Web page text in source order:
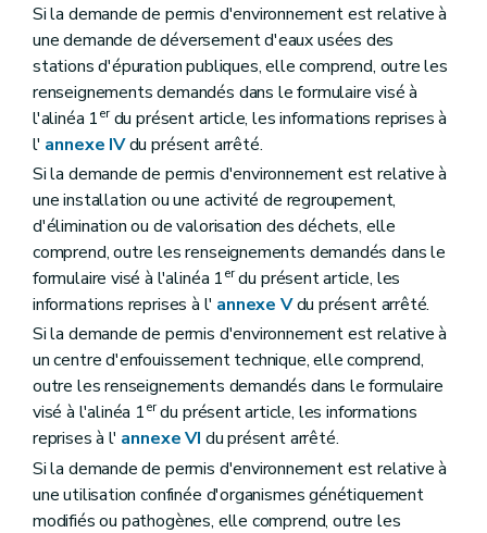
Si la demande de permis d'environnement est relative à
une demande de déversement d'eaux usées des
stations d'épuration publiques, elle comprend, outre les
renseignements demandés dans le formulaire visé à
l'alinéa 1erdu présent article, les informations reprises à
l' annexe IVdu présent arrêté.
Si la demande de permis d'environnement est relative à
une installation ou une activité de regroupement,
d'élimination ou de valorisation des déchets, elle
comprend, outre les renseignements demandés dans le
formulaire visé à l'alinéa 1erdu présent article, les
informations reprises à l' annexe Vdu présent arrêté.
Si la demande de permis d'environnement est relative à
un centre d'enfouissement technique, elle comprend,
outre les renseignements demandés dans le formulaire
visé à l'alinéa 1erdu présent article, les informations
reprises à l' annexe VI du présent arrêté.
Si la demande de permis d'environnement est relative à
une utilisation confinée d'organismes génétiquement
modifiés ou pathogènes, elle comprend, outre les